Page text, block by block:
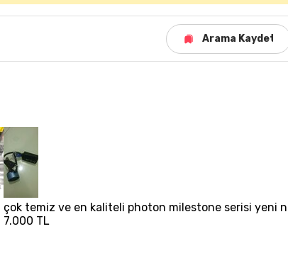
Arama Kaydet
çok temiz ve en kaliteli photon milestone serisi yeni
7.000 TL